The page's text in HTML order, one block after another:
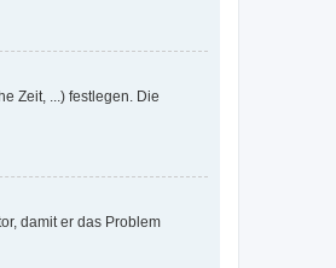
Zeit, ...) festlegen. Die
damit er das Problem